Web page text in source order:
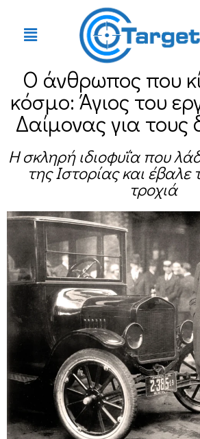
Ο άνθρωπος που
κόσμο: Άγιος του
Δαίμονας για τους
Η σκληρή ιδιοφυΐα που
της Ιστορίας και έβαλε
τροχιά